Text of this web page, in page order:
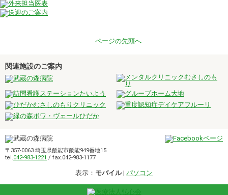
ページの先頭へ
関連施設のご案内
〒357-0063 埼玉県飯能市飯能949番地15
tel.042-983-1221 / fax.042-983-1177
表示： モバイル| パソコン